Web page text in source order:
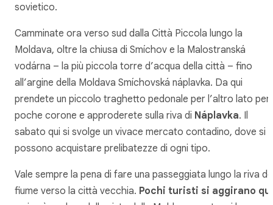
sovietico.
Camminate ora verso sud dalla Città Piccola lungo la
Moldava, oltre la chiusa di Smíchov e la Malostranská
vodárna – la più piccola torre d’acqua della città – fino
all’argine della Moldava Smíchovská náplavka. Da qui
prendete un piccolo traghetto pedonale per l’altro lato per
poche corone e approderete sulla riva di Náplavka. Il
sabato qui si svolge un vivace mercato contadino, dove si
possono acquistare prelibatezze di ogni tipo.
Vale sempre la pena di fare una passeggiata lungo la riva
fiume verso la città vecchia. Pochi turisti si aggirano qui